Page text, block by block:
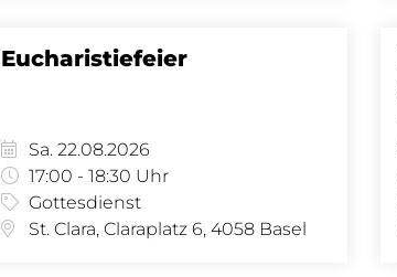
Eucharistiefeier
Sa. 22.08.2026
17:00 - 18:30 Uhr
Gottesdienst
St. Clara, Claraplatz 6, 4058 Basel